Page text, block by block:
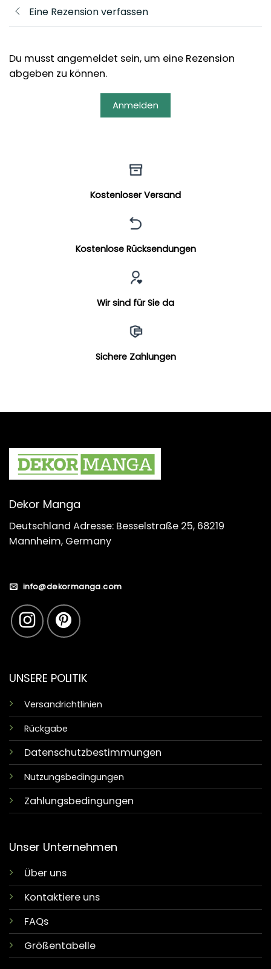
Eine Rezension verfassen
Du musst angemeldet sein, um eine Rezension
abgeben zu können.
Anmelden
Kostenloser Versand
Kostenlose Rücksendungen
Wir sind für Sie da
Sichere Zahlungen
Dekor Manga
Deutschland Adresse: Besselstraße 25, 68219
Mannheim, Germany
info@dekormanga.com
UNSERE POLITIK
Versandrichtlinien
Rückgabe
Datenschutzbestimmungen
Nutzungsbedingungen
Zahlungsbedingungen
Unser Unternehmen
Über uns
Kontaktiere uns
FAQs
Größentabelle